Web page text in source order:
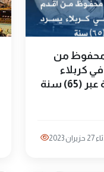
محفوظ من
كربلاء
يسرد ذكريات الحركة التجارية عبر (65) سنة
2023